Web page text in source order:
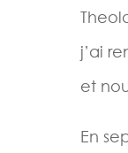
j’ai
et
En